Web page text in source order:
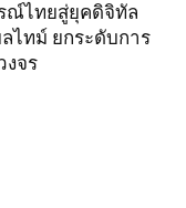
ณ์ไทยสู่ยุคดิจิทัล
ไทม์ ยกระดับการ
งจร